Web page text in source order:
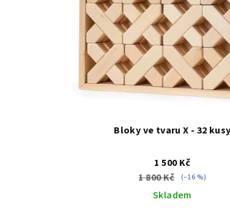
Bloky ve tvaru X - 32 kusy
1 500 Kč
1 800 Kč
(–16 %)
Skladem